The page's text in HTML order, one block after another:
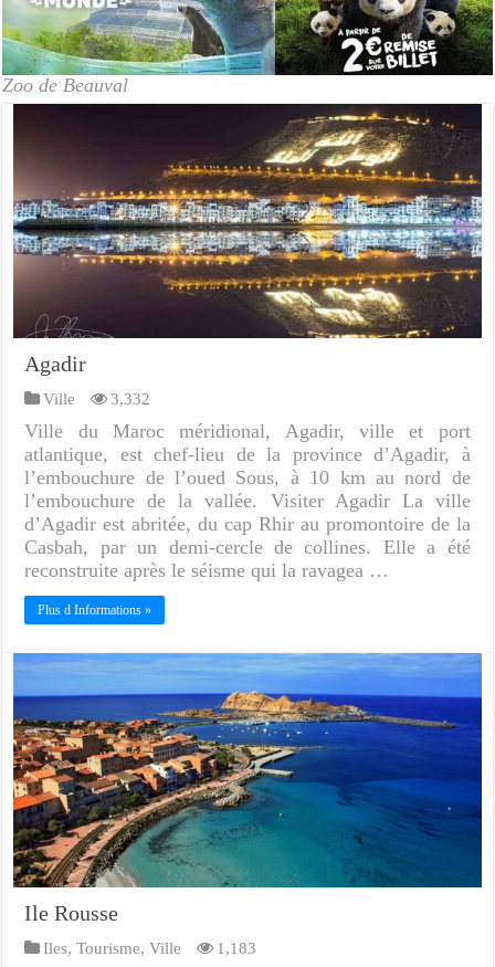
Zoo de Beauval
Agadir
Ville 3,332
Ville du Maroc méridional, Agadir, ville et port
atlantique, est chef-lieu de la province d’Agadir, à
l’embouchure de l’oued Sous, à 10 km au nord de
l’embouchure de la vallée. Visiter Agadir La ville
d’Agadir est abritée, du cap Rhir au promontoire de la
Casbah, par un demi-cercle de collines. Elle a été
reconstruite après le séisme qui la ravagea …
Plus d Informations »
Ile Rousse
Iles,Tourisme,Ville 1,183